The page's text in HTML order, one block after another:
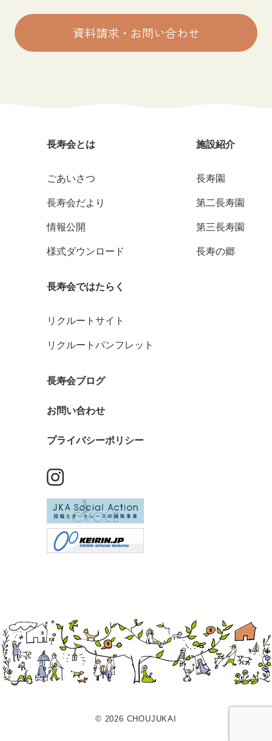
資料請求・お問い合わせ
長寿会とは
ごあいさつ
長寿会だより
情報公開
様式ダウンロード
施設紹介
長寿園
第二長寿園
第三長寿園
長寿の郷
長寿会ではたらく
リクルートサイト
リクルートパンフレット
長寿会ブログ
お問い合わせ
プライバシーポリシー
© 2026 CHOUJUKAI